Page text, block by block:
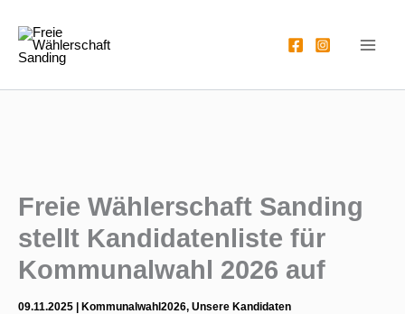
Inhalt
springen
Freie Wählerschaft Sanding
stellt Kandidatenliste für
Kommunalwahl 2026 auf
09.11.2025 | Kommunalwahl2026, Unsere Kandidaten